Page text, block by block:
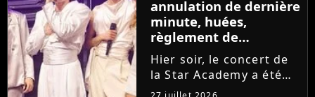
message au public...
annulation de dernière
minute, huées,
règlement de
comptes... Que s'est-il
passé au concert de
Bayonne hier soir ?
Hier soir, le concert de
la Star Academy a été
mouvementé. Quelques